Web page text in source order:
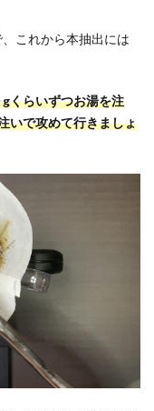
これから本抽出には
くらいずつお湯を注
いで攻めて行きましょ